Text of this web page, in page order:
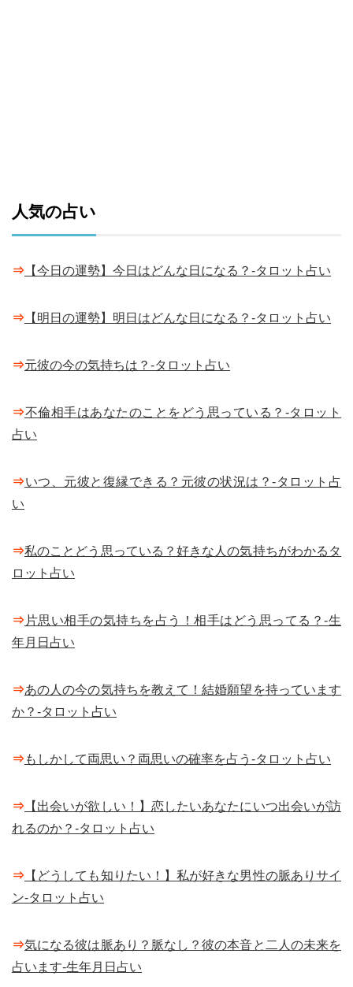
人気の占い
⇒ 【今日の運勢】今日はどんな日になる？-タロット占い
⇒ 【明日の運勢】明日はどんな日になる？-タロット占い
⇒元彼の今の気持ちは？-タロット占い
⇒不倫相手はあなたのことをどう思っている？-タロット
占い
⇒いつ、元彼と復縁できる？元彼の状況は？-タロット占
い
⇒私のことどう思っている？好きな人の気持ちがわかるタ
ロット占い
⇒ 片思い相手の気持ちを占う！相手はどう思ってる？-生
年月日占い
⇒あの人の今の気持ちを教えて！結婚願望を持っています
か？-タロット占い
⇒もしかして両思い？両思いの確率を占う-タロット占い
⇒ 【出会いが欲しい！】恋したいあなたにいつ出会いが訪
れるのか？-タロット占い
⇒ 【どうしても知りたい！】私が好きな男性の脈ありサイ
ン-タロット占い
⇒気になる彼は脈あり？脈なし？彼の本音と二人の未来を
占います-生年月日占い